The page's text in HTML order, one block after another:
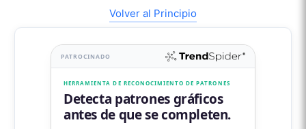
Volver al Principio
PATROCINADO
HERRAMIENTA DE RECONOCIMIENTO DE PATRONES
Detecta patrones gráficos
antes de que se completen.